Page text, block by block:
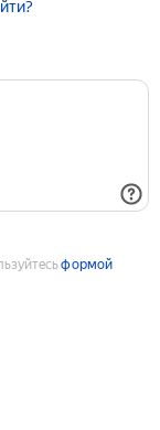
формой